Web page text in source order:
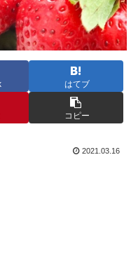
はてブ
コピー
2021.03.16